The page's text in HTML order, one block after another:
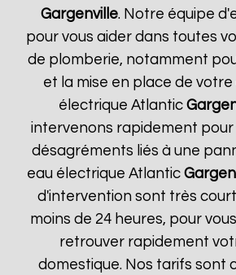
Gargenville. Notre équipe
pour vous aider dans toutes
de plomberie, notamment
et la mise en place de
électrique Atlantic
intervenons rapidement pour
désagréments liés à une
eau électrique Atlantic
d'intervention sont très
moins de 24 heures, pour
retrouver rapidement
domestique. Nos tarifs sont